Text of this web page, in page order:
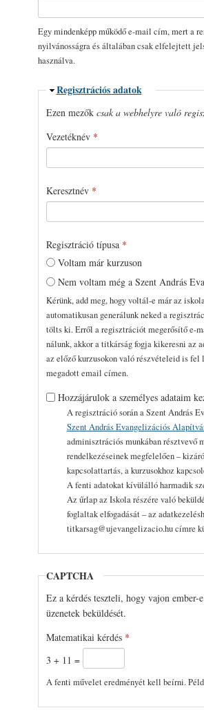
Egy mindenképp működő e-mail cím, mert a
nyilvánosságra és általában csak elfelejtett
használva.
Elrejtés
Regisztrációs adatok
Ezen mezők csak a webhelyre való
Vezetéknév *
Keresztnév *
Regisztráció típusa *
Voltam már kurzuson
Nem voltam még a Szent András
Kérünk, add meg, hogy voltál-e már az
automatikusan generálunk neked a
tölts ki. Erről a regisztrációt megerősítő e-
nálunk, akkor a titkárság fogja kikeresni az
az előző kurzusokon való részvételeid is fel
megadott email címen.
Hozzájárulok a személyes adataim
A regisztráció során a Szent András
Szent András Evangelizációs
adminisztrációs munkában résztvevő
rendelkezéseinek megfelelően –
kapcsolattartás, a kurzusokhoz
A fenti adatokat kívülálló harmadik
Az űrlap az Iskola részére való
foglaltak elfogadását – az
titkarsag@ujevangelizacio.hu címre
CAPTCHA
Ez a kérdés teszteli, hogy vajon
üzenetek beküldését.
Matematikai kérdés *
3 + 11 =
A fenti művelet eredményét kell beírni.